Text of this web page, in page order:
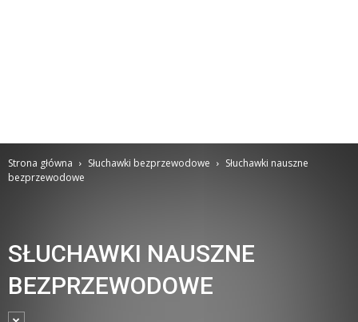
Strona główna Słuchawki bezprzewodowe
Słuchawki nauszne
bezprzewodowe
SŁUCHAWKI NAUSZNE
BEZPRZEWODOWE